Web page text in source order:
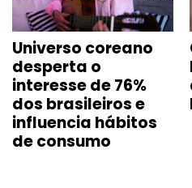
Universo coreano
desperta o
interesse de 76%
dos brasileiros e
influencia hábitos
de consumo